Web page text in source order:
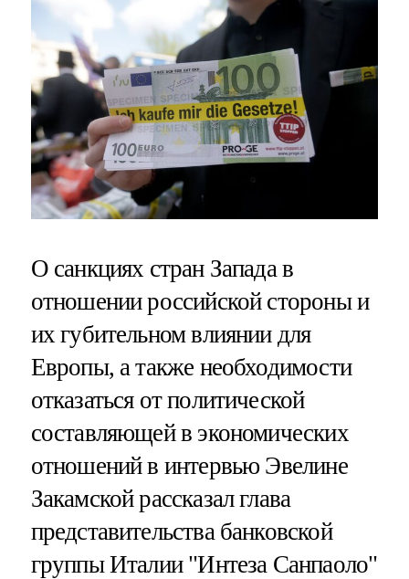
О санкциях стран Запада в
отношении российской стороны и
их губительном влиянии для
Европы, а также необходимости
отказаться от политической
составляющей в экономических
отношений в интервью Эвелине
Закамской рассказал глава
представительства банковской
группы Италии "Интеза Санпаоло"